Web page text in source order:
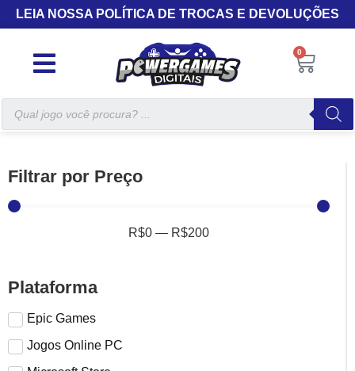
LEIA NOSSA POLÍTICA DE TROCAS E DEVOLUÇÕES
0
Filtrar por Preço
R$0 — R$200
Plataforma
Epic Games
Jogos Online PC